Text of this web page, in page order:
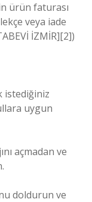
ürün faturası
veya iade
İZMİR][2])
istediğiniz
uygun
açmadan ve
doldurun ve